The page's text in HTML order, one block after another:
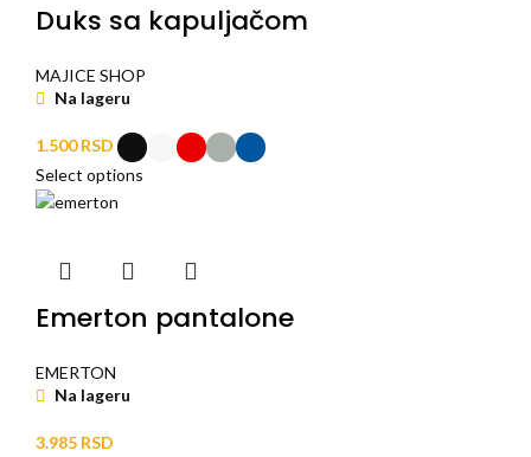
Duks sa kapuljačom
MAJICE SHOP
Na lageru
1.500RSD
Select options
Emerton pantalone
EMERTON
Na lageru
3.985 RSD